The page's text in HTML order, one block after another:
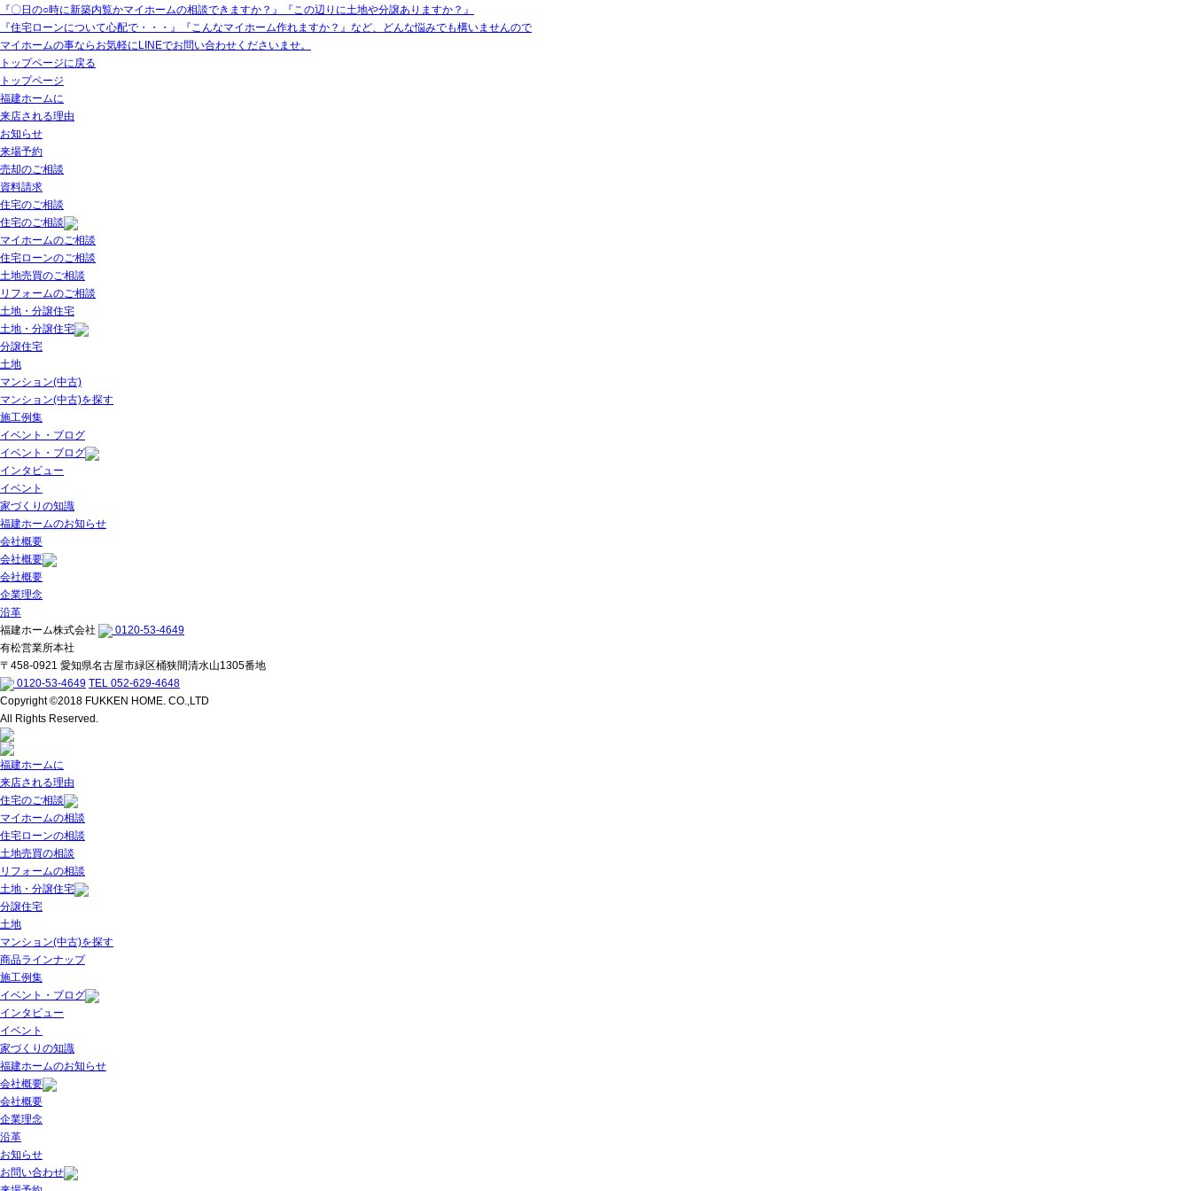
『〇日の○時に新築内覧かマイホームの相談できますか？』『この辺りに土地や分譲ありますか？』
『住宅ローンについて心配で・・・』『こんなマイホーム作れますか？』など、どんな悩みでも構いませんので
マイホームの事ならお気軽にLINEでお問い合わせくださいませ。
トップページに戻る
トップページ
福建ホームに
来店される理由
お知らせ
来場予約
売却のご相談
資料請求
住宅のご相談
住宅のご相談
マイホームのご相談
住宅ローンのご相談
土地売買のご相談
リフォームのご相談
土地・分譲住宅
土地・分譲住宅
分譲住宅
土地
マンション(中古)
マンション(中古)を探す
施工例集
イベント・ブログ
イベント・ブログ
インタビュー
イベント
家づくりの知識
福建ホームのお知らせ
会社概要
会社概要
会社概要
企業理念
沿革
福建ホーム株式会社
0120-53-4649
有松営業所本社
〒458-0921 愛知県名古屋市緑区桶狭間清水山1305番地
0120-53-4649 TEL 052-629-4648
Copyright ©2018 FUKKEN HOME. CO.,LTD
All Rights Reserved.
福建ホームに
来店される理由
住宅のご相談
マイホームの相談
住宅ローンの相談
土地売買の相談
リフォームの相談
土地・分譲住宅
分譲住宅
土地
マンション(中古)を探す
商品ラインナップ
施工例集
イベント・ブログ
インタビュー
イベント
家づくりの知識
福建ホームのお知らせ
会社概要
会社概要
企業理念
沿革
お知らせ
お問い合わせ